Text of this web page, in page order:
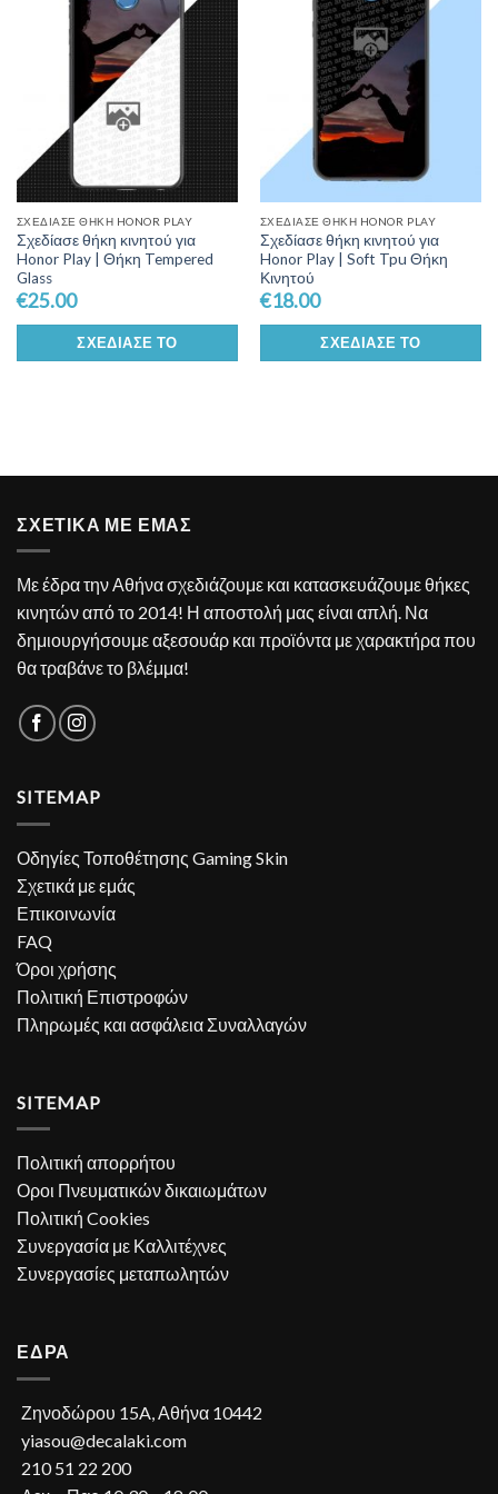
Wishlist
ΣΧΕΔΊΑΣΕ ΘΉΚΗ HONOR PLAY
Σχεδίασε θήκη κινητού για
Honor Play | Θήκη Tempered
Glass
€25.00
ΣΧΕΔΊΑΣΕ ΤΟ
Wishlist
ΣΧΕΔΊΑΣΕ ΘΉΚΗ HONOR PLAY
Σχεδίασε θήκη κινητού για
Honor Play | Soft Tpu Θήκη
Κινητού
€18.00
ΣΧΕΔΊΑΣΕ ΤΟ
ΣΧΕΤΙΚΑ ΜΕ ΕΜΑΣ
Με έδρα την Αθήνα σχεδιάζουμε και κατασκευάζουμε θήκες
κινητών από το 2014! Η αποστολή μας είναι απλή. Να
δημιουργήσουμε αξεσουάρ και προϊόντα με χαρακτήρα που
θα τραβάνε το βλέμμα!
SITEMAP
Οδηγίες Τοποθέτησης Gaming Skin
Σχετικά με εμάς
Επικοινωνία
FAQ
Όροι χρήσης
Πολιτική Επιστροφών
Πληρωμές και ασφάλεια Συναλλαγών
SITEMAP
Πολιτική απορρήτου
Οροι Πνευματικών δικαιωμάτων
Πολιτική Cookies
Συνεργασία με Καλλιτέχνες
Συνεργασίες μεταπωλητών
ΕΔΡΑ
Ζηνοδώρου 15A, Αθήνα 10442
yiasou@decalaki.com
210 51 22 200